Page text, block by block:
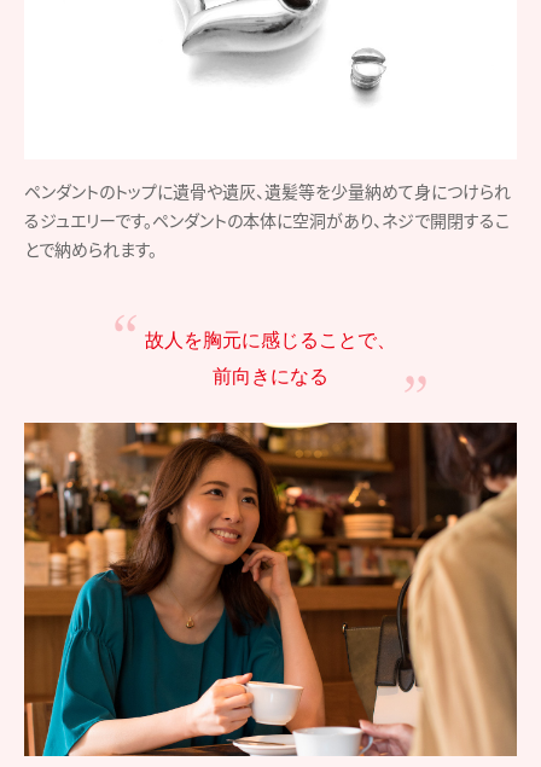
ペンダントのトップに遺骨や遺灰、遺髪等を少量納めて身につけられ
るジュエリーです。ペンダントの本体に空洞があり、ネジで開閉するこ
とで納められます。
故人を胸元に感じることで、
前向きになる